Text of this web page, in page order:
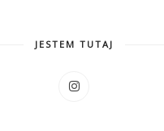
JESTEM TUTAJ